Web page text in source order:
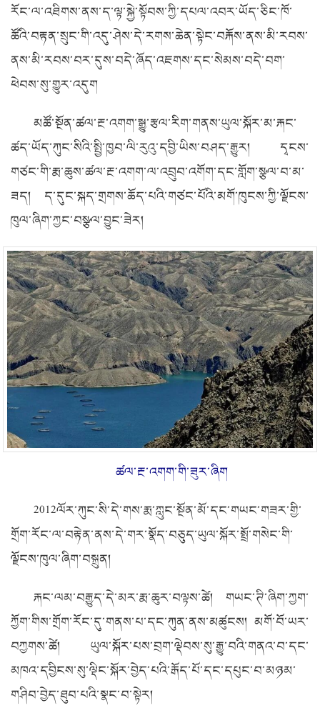
རོང་ལ་འཐིགས་ནས་ད་ལྟ་སྐྱེ་སྟོབས་ཀྱི་དཔལ་འབར་ཡོད་ཅིང་ཁོ་
ཚོའི་བརྟན་སྲུང་གི་འདུ་ཤེས་དེ་རགས་ཆེན་སྟེང་བརྐོས་ནས་མི་རབས་
ནས་མི་རབས་བར་དུས་བདེ་ཞོད་འཇགས་དང་སེམས་བདེ་བག་
ཕེབས་སུ་གྱུར་འདུག
མཚོ་སྔོན་ཚལ་རྔ་འགག་སྒྱུ་རྩལ་རིག་གནས་ཡུལ་སྐོར་མ་རྐང་
ཚད་ཡོད་ཀུང་སིའི་སྤྱི་ཁྱབ་ལི་རུའུ་དབྱི་ཡིས་བཤད་རྒྱུར། དྭངས་
གཙང་གི་རྨ་ཆུས་ཚལ་རྔ་འགག་ལ་འབྲུབ་འགོག་དང་གློག་སྩལ་བ་མ་
ཟད། ད་དུང་སྐད་གྲགས་ཆོད་པའི་གཙང་པོའི་མགོ་ཁུངས་ཀྱི་ལྗོངས་
ཁུལ་ཞིག་ཀྱང་བསྩལ་བྱུང་ཟེར།
ཚལ་རྔ་འགག་གི་ཟུར་ཞིག
2012ལོར་ཀུང་སི་དེ་གས་རྨ་ཀླུང་སྔོན་མོ་དང་གཡང་གཟར་གྱི་
གྲོག་རོང་ལ་བརྟེན་ནས་དེ་གར་སྣོད་བཅུད་ཡུལ་སྐོར་སྤྲོ་གསེང་གི་
ལྗོངས་ཁུལ་ཞིག་བསྐྲུན།
རྐང་ལམ་བརྒྱུད་དེ་མར་རྨ་ཆུར་བལྟས་ཚེ། གཡང་ཊི་ཞིག་ཀྱག་
ཀྱོག་གིས་གྲོག་རོང་དུ་གནས་པ་དང་ཀུན་ནས་མཚུངས། མགོ་བོ་ཡར་
བཀྱགས་ཚེ། ཡུལ་སྐོར་པས་བྲག་ལྡེབས་སུ་རྒྱུ་བའི་གནའ་བ་དང་
མཁའ་དབྱིངས་སུ་ལྡིང་སྐོར་བྱེད་པའི་རྒོད་པོ་དང་དཔུང་བ་མཉམ་
གཤིབ་བྱེད་ཐུབ་པའི་སྣང་བ་སྟེར།